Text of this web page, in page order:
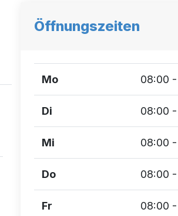
Öffnungszeiten
Mo 08:00 -
Di 08:00 -
Mi 08:00 -
Do 08:00 -
Fr 08:00 -